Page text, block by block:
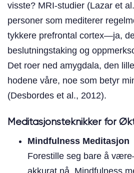
visste? MRI-studier (Lazar et
personer som mediterer
tykkere prefrontal cortex—ja,
beslutningstaking og
Det roer ned amygdala, den
hodene våre, noe som betyr
(Desbordes et al., 2012).
Meditasjonsteknikker for
Mindfulness Meditasjon
Forestille seg bare å